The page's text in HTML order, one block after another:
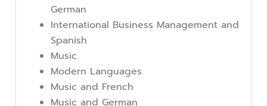
German
International Business Management and
Spanish
Music
Modern Languages
Music and French
Music and German